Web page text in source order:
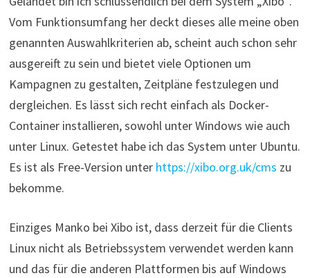
Vom Funktionsumfang her deckt dieses alle meine oben
genannten Auswahlkriterien ab, scheint auch schon sehr
ausgereift zu sein und bietet viele Optionen um
Kampagnen zu gestalten, Zeitpläne festzulegen und
dergleichen. Es lässt sich recht einfach als Docker-
Container installieren, sowohl unter Windows wie auch
unter Linux. Getestet habe ich das System unter Ubuntu.
Es ist als Free-Version unter https://xibo.org.uk/cms zu
bekomme.
Einziges Manko bei Xibo ist, dass derzeit für die Clients
Linux nicht als Betriebssystem verwendet werden kann
und das für die anderen Plattformen bis auf Windows